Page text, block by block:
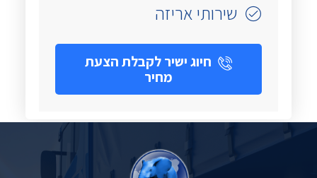
שירותי אריזה
חיוג ישיר לקבלת הצעת
מחיר